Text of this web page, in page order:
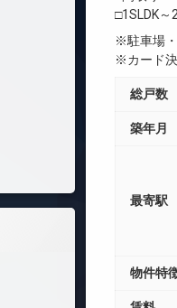
□1SLDK～
※駐車場・
※カード
総戸数
築年月
最寄駅
物件特